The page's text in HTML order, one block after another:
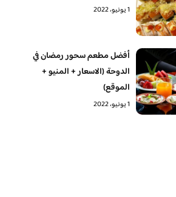
1 يونيو، 2022
أفضل مطعم سحور رمضان في
الدوحة (الاسعار + المنيو +
الموقع)
1 يونيو، 2022